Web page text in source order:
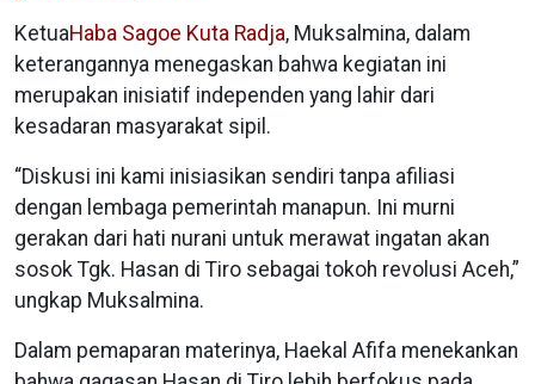
KetuaHaba Sagoe Kuta Radja, Muksalmina, dalam
keterangannya menegaskan bahwa kegiatan ini
merupakan inisiatif independen yang lahir dari
kesadaran masyarakat sipil.
“Diskusi ini kami inisiasikan sendiri tanpa afiliasi
dengan lembaga pemerintah manapun. Ini murni
gerakan dari hati nurani untuk merawat ingatan akan
sosok Tgk. Hasan di Tiro sebagai tokoh revolusi Aceh,”
ungkap Muksalmina.
Dalam pemaparan materinya, Haekal Afifa menekankan